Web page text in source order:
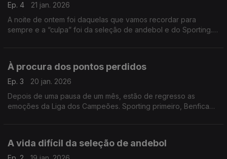
Ep. 4
21 jan. 2026
A noite de ontem foi daquelas que vamos recordar para
sempre e a “culpa” foi da seleção de andebol e do Sporting.
À procura dos pontos perdidos
Ep. 3
20 jan. 2026
Depois de uma pausa de um mês, estão de regresso as
emoções da Liga dos Campeões. Sporting primeiro, Benfica
A vida difícil da seleção de andebol